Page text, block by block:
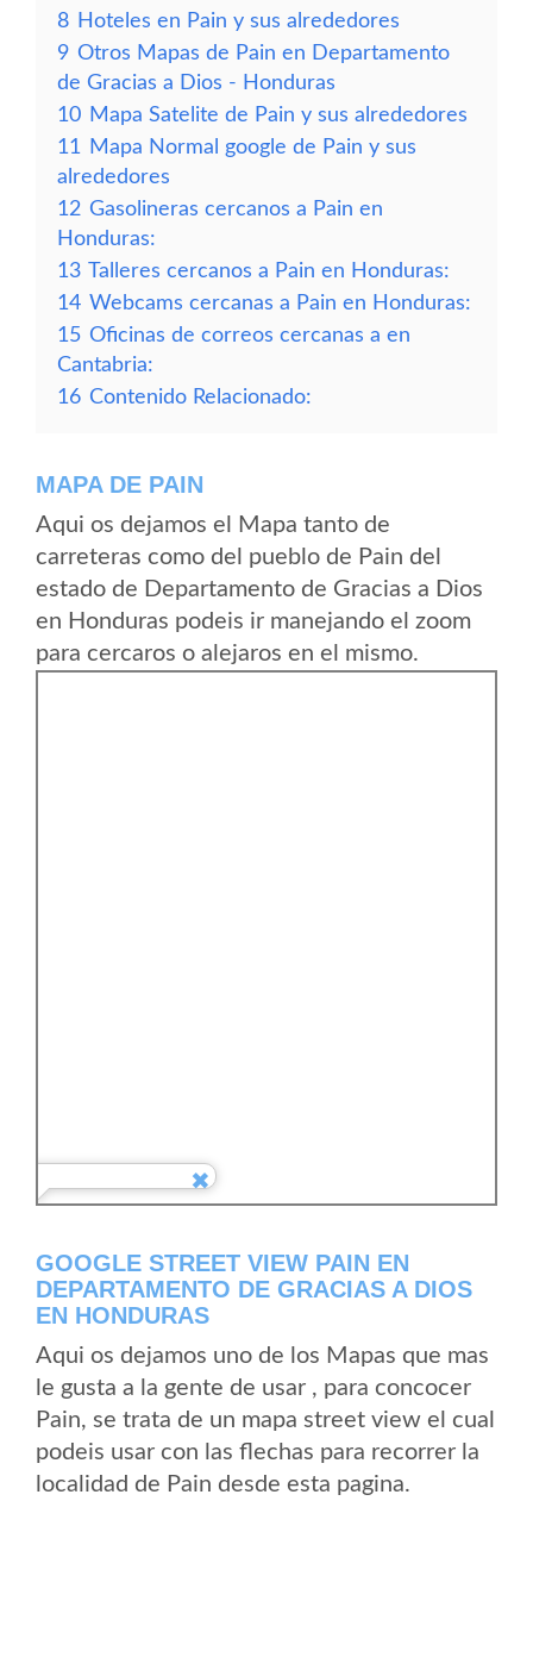
8 Hoteles en Pain y sus alrededores
9 Otros Mapas de Pain en Departamento
de Gracias a Dios - Honduras
10 Mapa Satelite de Pain y sus alrededores
11
Mapa Normal google de Pain y sus
alrededores
12 Gasolineras cercanos a Pain en
Honduras:
13 Talleres cercanos a Pain en Honduras:
14 Webcams cercanas a Pain en Honduras:
15 Oficinas de correos cercanas a en
Cantabria:
16 Contenido Relacionado:
MAPA DE PAIN
Aqui os dejamos el Mapa tanto de
carreteras como del pueblo de Pain del
estado de Departamento de Gracias a Dios
en Honduras podeis ir manejando el zoom
para cercaros o alejaros en el mismo.
GOOGLE STREET VIEW PAIN EN
DEPARTAMENTO DE GRACIAS A DIOS
EN HONDURAS
Aqui os dejamos uno de los Mapas que mas
le gusta a la gente de usar , para concocer
Pain, se trata de un mapa street view el cual
podeis usar con las flechas para recorrer la
localidad de Pain desde esta pagina.